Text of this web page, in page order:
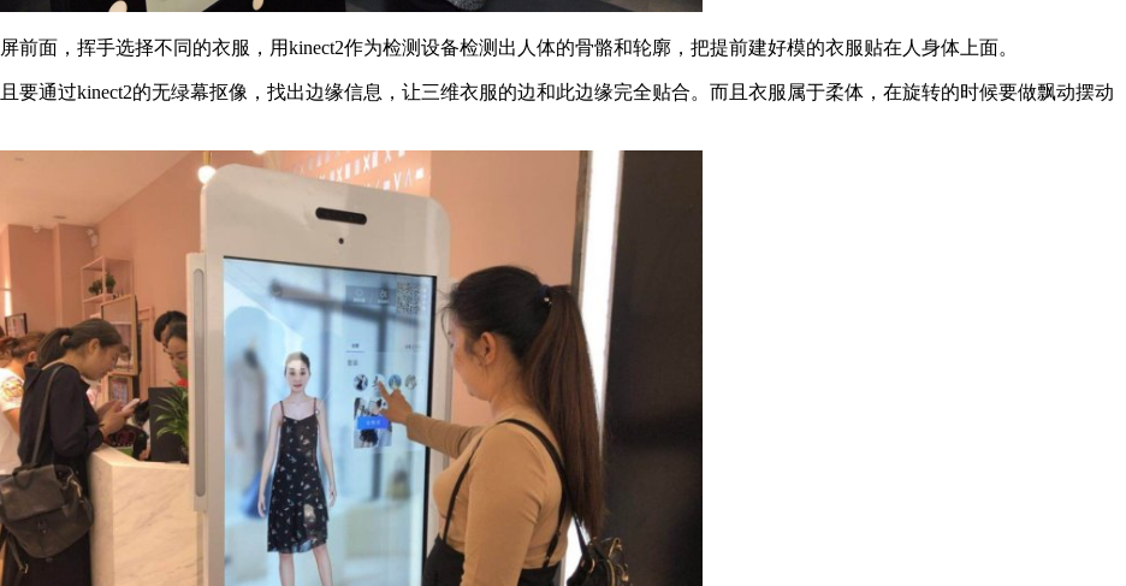
前面，挥手选择不同的衣服，用kinect2作为检测设备检测出人体的骨骼和轮廓，把提前建好模的衣服贴在人身体上面。
要通过kinect2的无绿幕抠像，找出边缘信息，让三维衣服的边和此边缘完全贴合。而且衣服属于柔体，在旋转的时候要做飘动摆动